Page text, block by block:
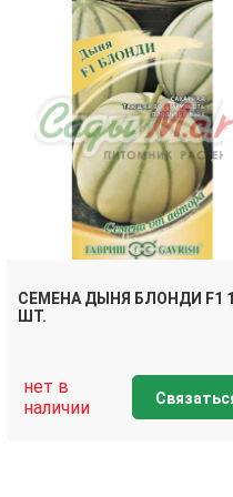
СЕМЕНА ДЫНЯ БЛОНДИ F1
ШТ.
нет в
наличии